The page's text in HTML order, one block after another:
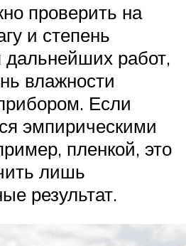
проверить на
и степень
дальнейших работ,
влажности
Если
эмпирическими
пленкой, это
лишь
результат.